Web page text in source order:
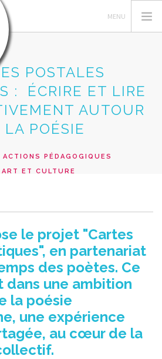
POSTALES
: ÉCRIRE ET LIRE
AUTOUR
LA POÉSIE
ACTIONS PÉDAGOGIQUES
ART ET CULTURE
le projet "Cartes
en partenariat
des poètes. Ce
dans une ambition
la poésie
une expérience
au cœur de la